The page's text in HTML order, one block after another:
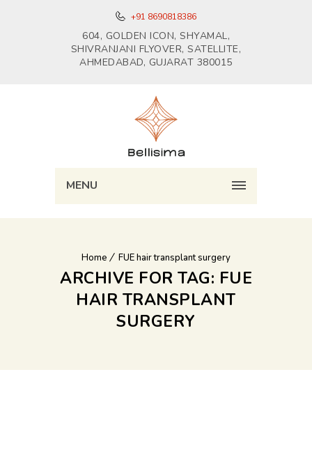
+91 8690818386
604, GOLDEN ICON, SHYAMAL,
SHIVRANJANI FLYOVER, SATELLITE,
AHMEDABAD, GUJARAT 380015
MENU
Home FUE hair transplant surgery
ARCHIVE FOR TAG: FUE
HAIR TRANSPLANT
SURGERY